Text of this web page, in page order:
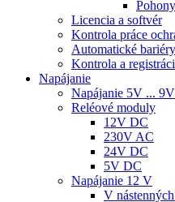
Licencia a softvér
Kontrola práce
Automatické bariéry
Kontrola a
Napájanie
Napájanie 5V ... 9V
Reléové moduly
12V DC
230V AC
24V DC
5V DC
Napájanie 12 V
V